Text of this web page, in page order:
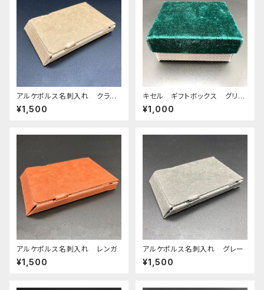
アルケポルス名刺入れ クラフ
ト
¥1,500
キセル ギフトボックス グリー
ン×ホワイト
¥1,000
アルケポルス名刺入れ レンガ
¥1,500
アルケポルス名刺入れ グレー
¥1,500